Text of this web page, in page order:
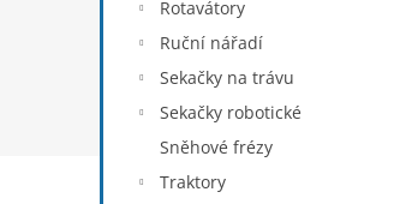
Rotavátory
Ruční nářadí
Sekačky na trávu
Sekačky robotické
Sněhové frézy
Traktory